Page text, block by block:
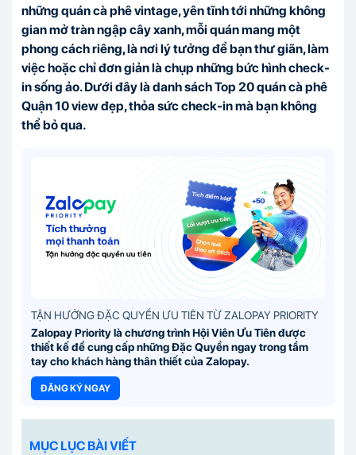
những quán cà phê vintage, yên tĩnh tới những không
gian mở tràn ngập cây xanh, mỗi quán mang một
phong cách riêng, là nơi lý tưởng để bạn thư giãn, làm
việc hoặc chỉ đơn giản là chụp những bức hình check-
in sống ảo. Dưới đây là danh sách Top 20 quán cà phê
Quận 10 view đẹp, thỏa sức check-in mà bạn không
thể bỏ qua.
TẬN HƯỞNG ĐẶC QUYỀN ƯU TIÊN TỪ ZALOPAY PRIORITY
Zalopay Priority là chương trình Hội Viên Ưu Tiên được
thiết kế để cung cấp những Đặc Quyền ngay trong tầm
tay cho khách hàng thân thiết của Zalopay.
ĐĂNG KÝ NGAY
MỤC LỤC BÀI VIẾT